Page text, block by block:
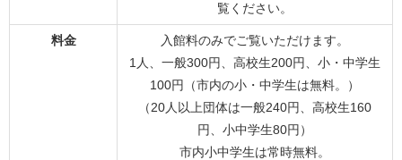
覧ください。
料金
入館料のみでご覧いただけます。
1人、一般300円、高校生200円、小・中学生
100円（市内の小・中学生は無料。）
（20人以上団体は一般240円、高校生160
円、小中学生80円）
市内小中学生は常時無料。